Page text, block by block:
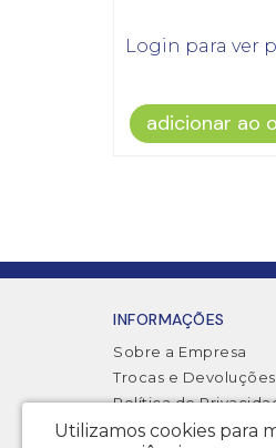
Login para ver
adicionar ao
INFORMAÇÕES
Sobre a Empresa
Trocas e Devoluções
Política de
Termos & Condições
Utilizamos cookies para